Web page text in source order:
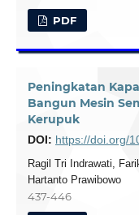
PDF
Peningkatan
Bangun Mesin
Kerupuk
DOI: https://doi.org/
Ragil Tri Indrawati,
Hartanto Prawibowo
437-446